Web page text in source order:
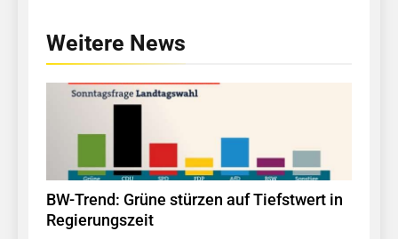
Weitere News
BW-Trend: Grüne stürzen auf Tiefstwert in
Regierungszeit